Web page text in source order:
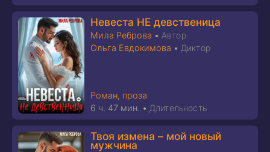
Невеста НЕ девственица
Мила Реброва • Автор
Ольга Евдокимова • Диктор
Роман, проза
6 ч. 47 мин. • Длительность
Твоя измена – мой новый
мужчина